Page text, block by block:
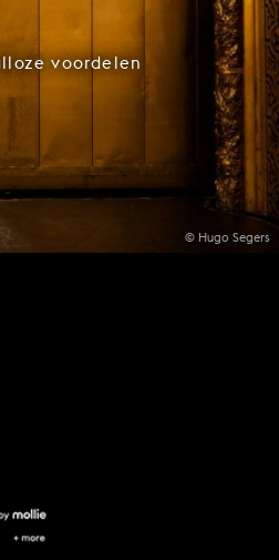
© Hugo Segers
voordelen